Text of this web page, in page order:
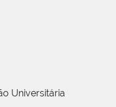
Universitária